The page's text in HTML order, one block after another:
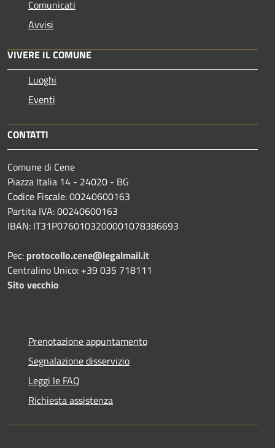
Comunicati
Avvisi
VIVERE IL COMUNE
Luoghi
Eventi
CONTATTI
Comune di Cene
Piazza Italia 14 - 24020 - BG
Codice Fiscale: 00240600163
Partita IVA: 00240600163
IBAN: IT31P0760103200001078386693
Pec: protocollo.cene@legalmail.it
Centralino Unico: +39 035 718111
Sito vecchio
Prenotazione appuntamento
Segnalazione disservizio
Leggi le FAQ
Richiesta assistenza